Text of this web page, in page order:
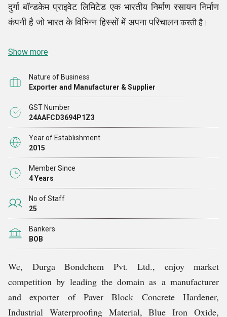
दुर्गा बॉन्डकेम प्राइवेट लिमिटेड एक भारतीय निर्माण रसायन निर्माण
कंपनी है जो भारत के विभिन्न हिस्सों में अपना परिचालनकरती है।
वडोदरा, भारत में हमारा कॉर्पोरेट कार्यालय है। हम निर्माण रसायनों
करके विशेष निर्माण रसायन उद्योग को कुल लागत प्रभावी समाधान
और विश्व स्तरीय सेवाएं भी प्रदान कर रहे हैं। निरंतर अनुसंधान
और प्रयासों के साथ दुर्गा बॉन्डकेम प्राइवेट लिमिटेड
विकसित किए हैं और इसके परिणामस्वरूप सिविल इंजीनियरिंग उद्योग
में कई उत्पाद पेशकिए हैं।
हमारे उत्पाद
कंक्रीट का मिश्रण
सतह का उपचार
पहले से पैक किया हुआ कंक्रीट और मोर्टार
वॉटरप्रूफिंग सिस्टम
कंक्रीट की मरम्मत
सुरक्षात्मक कोटिंग, सीलेंट्स
फ़्लोरिंग सिस्टम
हाइवे रिपेयर्स
Show more
Nature of Business
Exporter and Manufacturer & Supplier
GST Number
24AAFCD3694P1Z3
Year of Establishment
2015
Member Since
4 Years
No of Staff
25
Bankers
BOB
We, Durga Bondchem Pvt. Ltd., enjoy market
competition by leading the domain as a manufacturer
and exporter of Paver Block Concrete Hardener,
Industrial Waterproofing Material, Blue Iron Oxide,